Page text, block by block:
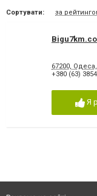
Сортувати: за
67200,
+380 (63)
Я